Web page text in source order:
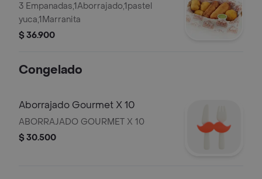
3 Empanadas,1Aborrajado,1pastel
yuca,1Marranita
$ 36.900
Congelado
Aborrajado Gourmet X 10
ABORRAJADO GOURMET X 10
$ 30.500